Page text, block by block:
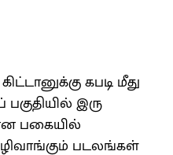
கபடி மீது
இரு
பகையில்
படலங்கள்